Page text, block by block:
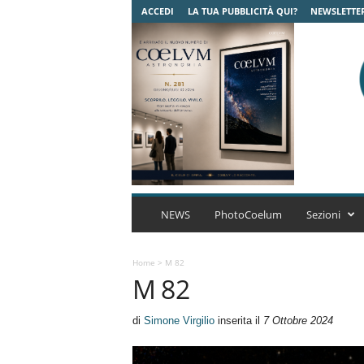
ACCEDI LA TUA PUBBLICITÀ QUI?
C
r
NEWS PhotoCoelum Sezioni
Home > M 82
M 82
di Simone Virgilioinserita il 7 Ottobre 2024